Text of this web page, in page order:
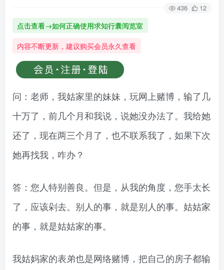
436 12
点击查看→如何正确使用求知行囊阅览室
内容不断更新，建议购买会员永久查看
问：老师，我姑家里的妹妹，玩网上赌博，输了几
十万了，前几个月和我说，说她没办法了。我给她
还了，现在两三个月了，也不联系我了，如果下次
她再找我，咋办？
答：您人特别善良。但是，从我的角度，您手太长
了，应该剁去。别人的事，就是别人的事。姑姑家
的事，就是姑姑家的事。
我姑妈家的表弟也是网络赌博，把自己的房子都输